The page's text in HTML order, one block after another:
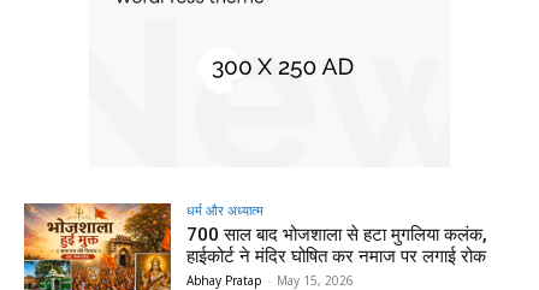
धर्म और अध्यात्म
700 साल बाद भोजशाला से हटा मुगलिया कलंक,
हाईकोर्ट ने मंदिर घोषित कर नमाज पर लगाई रोक
Abhay Pratap - May 15, 2026